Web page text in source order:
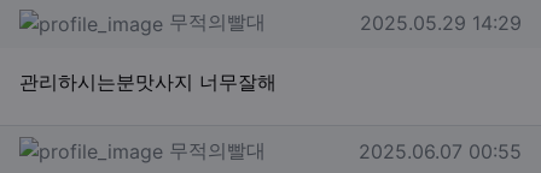
무적의빨대님의 댓글
무적의빨대 작성일
2025.05.29 14:29
관리하시는분맛사지 너무잘해
무적의빨대님의 댓글
무적의빨대 작성일
2025.06.07 00:55